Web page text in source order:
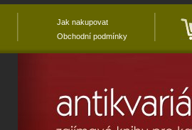
Jak nakupovat
Obchodní podmínky